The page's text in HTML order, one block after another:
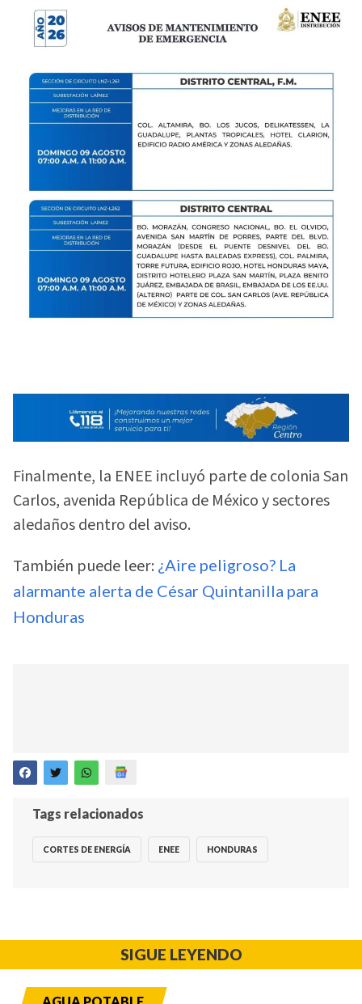
Finalmente, la ENEE incluyó parte de colonia San
Carlos, avenida República de México y sectores
aledaños dentro del aviso.
También puede leer: ¿Aire peligroso? La
alarmante alerta de César Quintanilla para
Honduras
Tags relacionados
CORTES DE ENERGÍA ENEE HONDURAS
SIGUE LEYENDO